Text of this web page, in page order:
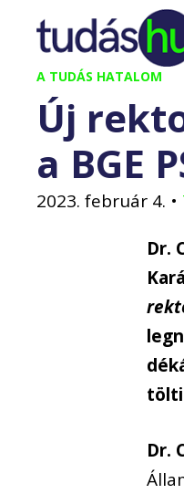
Kilépés
tartalomba
A TUDÁS HATALOM
Új
a BGE
2023. február 4. •
Dr.
tölti
Dr.